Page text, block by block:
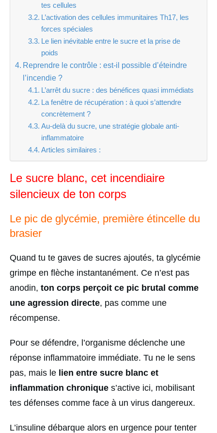
tes cellules
L’activation des cellules immunitaires Th17, les
forces spéciales
Le lien inévitable entre le sucre et la prise de
poids
Reprendre le contrôle : est-il possible d’éteindre
l’incendie ?
L’arrêt du sucre : des bénéfices quasi immédiats
La fenêtre de récupération : à quoi s’attendre
concrètement ?
Au-delà du sucre, une stratégie globale anti-
inflammatoire
Articles similaires :
Le sucre blanc, cet incendiaire
silencieux de ton corps
Le pic de glycémie, première étincelle du
brasier
Quand tu te gaves de sucres ajoutés, ta glycémie
grimpe en flèche instantanément. Ce n’est pas
anodin, ton corps perçoit ce pic brutal comme
une agression directe, pas comme une
récompense.
Pour se défendre, l’organisme déclenche une
réponse inflammatoire immédiate. Tu ne le sens
pas, mais le lien entre sucre blanc et
inflammation chronique s’active ici, mobilisant
tes défenses comme face à un virus dangereux.
L’insuline débarque alors en urgence pour tenter